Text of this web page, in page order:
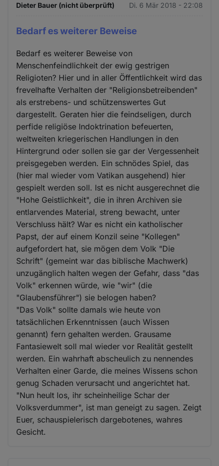
Dieter Bauer (nicht überprüft) Di. 6 Mär 2018 - 22:08
Bedarf es weiterer Beweise
Bedarf es weiterer Beweise von
Menschenfeindlichkeit der ewig gestrigen
Religioten? Hier und in aller Öffentlichkeit wird das
frevelhafte Verhalten der "Religionsbetreibenden"
als erstrebens- und schützenswertes Gut
dargestellt. Geraten hier die feindseligen, durch
perfide religiöse Indoktrination befeuerten,
weltweiten kriegerischen Handlungen in den
Hintergrund oder sollen sie gar der Vergessenheit
preisgegeben werden. Ein schnödes Spiel, das
(hier mal wieder vom Vatikan ausgehend) hier
gespielt werden soll. Ist es nicht ausgerechnet die
"Hohe Geistlichkeit", die in ihren Archiven sie
entlarvendes Material, streng bewacht, unter
Verschluss hält? War es nicht ein katholischer
Papst, der auf einem Konzil seine "Kollegen"
aufgefordert hat, sie mögen dem Volk "Die
Schrift" (gemeint war das biblische Machwerk)
unzugänglich halten wegen der Gefahr, dass "das
Volk" erkennen würde, wie "wir" (die
"Glaubensführer") sie belogen haben?
"Das Volk" sollte damals wie heute von
tatsächlichen Erkenntnissen (auch Wissen
genannt) fern gehalten werden. Grausame
Fantasiewelt soll mal wieder vor Realität gestellt
werden. Ein wahrhaft abscheulich zu nennendes
Verhalten einer Garde, die meines Wissens schon
genug Schaden verursacht und angerichtet hat.
"Nun heult los, ihr scheinheilige Schar der
Volksverdummer", ist man geneigt zu sagen. Zeigt
Euer, schauspielerisch dargebotenes, wahres
Gesicht.